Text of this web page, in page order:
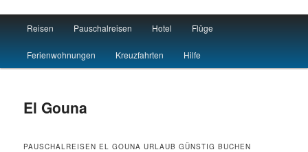
Reisen Hotel Flug
Skip to primary content
Skip to secondary content
Reisen Pauschalreisen Hotel Flüge
Ferienwohnungen Kreuzfahrten Hilfe
El Gouna
PAUSCHALREISEN EL GOUNA URLAUB GÜNSTIG BUCHEN